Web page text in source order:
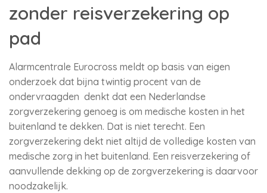
zonder reisverzekering op
pad
Alarmcentrale Eurocross meldt op basis van eigen
onderzoek dat bijna twintig procent van de
ondervraagden denkt dat een Nederlandse
zorgverzekering genoeg is om medische kosten in het
buitenland te dekken. Dat is niet terecht. Een
zorgverzekering dekt niet altijd de volledige kosten van
medische zorg in het buitenland. Een reisverzekering of
aanvullende dekking op de zorgverzekering is daarvoor
noodzakelijk.